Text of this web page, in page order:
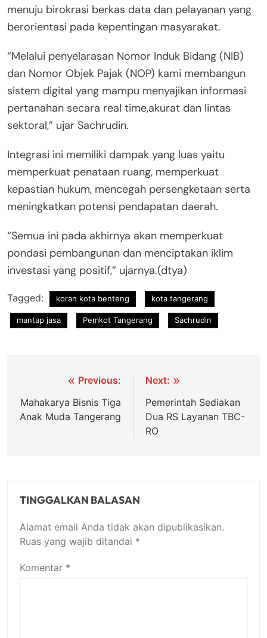
menuju birokrasi berkas data dan pelayanan yang
berorientasi pada kepentingan masyarakat.
“Melalui penyelarasan Nomor Induk Bidang (NIB)
dan Nomor Objek Pajak (NOP) kami membangun
sistem digital yang mampu menyajikan informasi
pertanahan secara real time,akurat dan lintas
sektoral,” ujar Sachrudin.
Integrasi ini memiliki dampak yang luas yaitu
memperkuat penataan ruang, memperkuat
kepastian hukum, mencegah persengketaan serta
meningkatkan potensi pendapatan daerah.
“Semua ini pada akhirnya akan memperkuat
pondasi pembangunan dan menciptakan iklim
investasi yang positif,” ujarnya.(dtya)
Tagged: koran kota benteng kota tangerang
mantap jasa Pemkot Tangerang Sachrudin
Navigasi
pos
Previous:
Mahakarya Bisnis Tiga
Anak Muda Tangerang
Next:
Pemerintah Sediakan
Dua RS Layanan TBC-
RO
TINGGALKAN BALASAN
Alamat email Anda tidak akan dipublikasikan.
Ruas yang wajib ditandai *
Komentar *